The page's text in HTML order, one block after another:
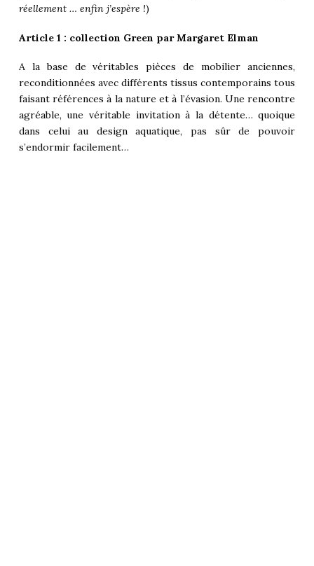
réellement … enfin j’espère !)
Article 1 : collection Green par Margaret Elman
A la base de véritables pièces de mobilier anciennes,
reconditionnées avec différents tissus contemporains tous
faisant références à la nature et à l’évasion. Une rencontre
agréable, une véritable invitation à la détente… quoique
dans celui au design aquatique, pas sûr de pouvoir
s’endormir facilement…